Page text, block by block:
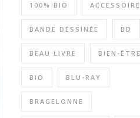
100% BIO ACCESSOIRE
BANDE DÉSSINÉE BD
BEAU LIVRE BIEN-ÊTRE
BIO BLU-RAY
BRAGELONNE